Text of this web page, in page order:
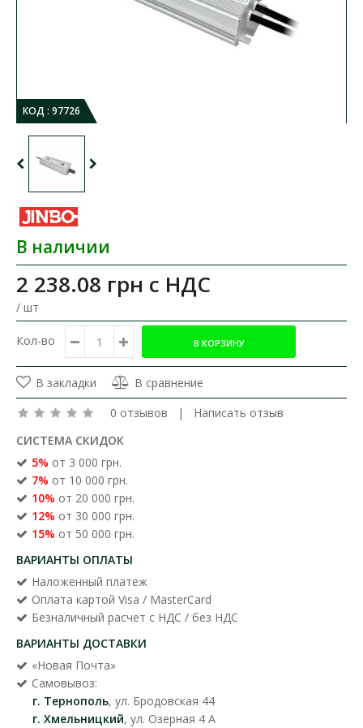
КОД : 97726
В наличии
2 238.08 грн с НДС
/ шт
Кол-во
В закладки
В сравнение
0 отзывов | Написать отзыв
СИСТЕМА СКИДОК
5% от 3 000 грн.
7% от 10 000 грн.
10% от 20 000 грн.
12% от 30 000 грн.
15% от 50 000 грн.
ВАРИАНТЫ ОПЛАТЫ
Наложенный платеж
Оплата картой Visa / MasterCard
Безналичный расчет с НДС / без НДС
ВАРИАНТЫ ДОСТАВКИ
«Новая Почта»
Самовывоз:
г. Тернополь, ул. Бродовская 44
г. Хмельницкий, ул. Озерная 4 А